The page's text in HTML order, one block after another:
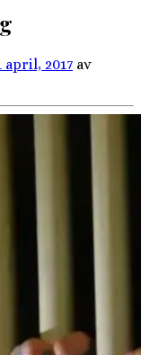
april, 2017 av